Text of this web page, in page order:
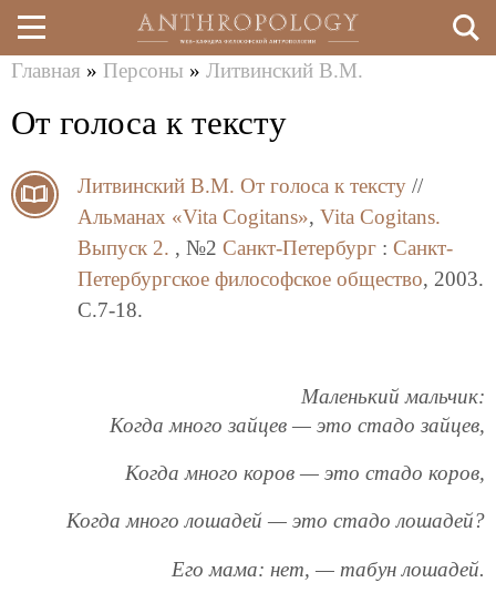
Перейти
к
здесь
Главная » Персоны » Литвинский В.М.
От голоса к тексту
Литвинский В.М. От голоса к тексту //
Альманах «Vita Cogitans», Vita Cogitans.
Выпуск 2. , №2 Санкт-Петербург : Санкт-
Петербургское философское общество, 2003.
C.7-18.
Маленький мальчик:
Когда много зайцев — это стадо зайцев,
Когда много коров — это стадо коров,
Когда много лошадей — это стадо лошадей?
Его мама: нет, — табун лошадей.